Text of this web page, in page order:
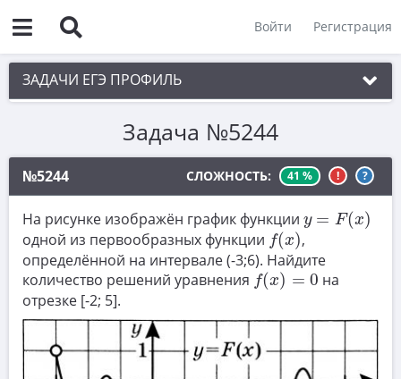
Войти Регистрация
ЗАДАЧИ ЕГЭ ПРОФИЛЬ
1. Планиметрия
2. Векторы
3. Стереометрия
4. Классическое определение вероятности
5. Теория вероятностей
6. Уравнения
7. Нахождение значений выражений
8. Производная
Задача №5244
№5244 СЛОЖНОСТЬ: 41 % ! ?
На рисунке изображён график функции y = F(x)
y x)
одной из первообразных функции f(x)
f(x) ,
определённой на интервале (-3;6). Найдите
количество решений уравнения f(x) = 0
f(x)=0
на
отрезке [-2; 5].